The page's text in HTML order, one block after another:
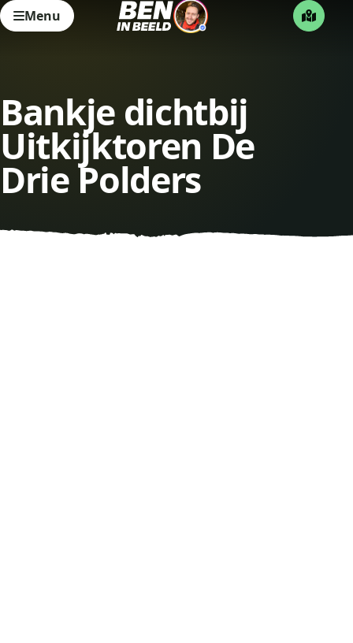
Menu
Bankje dichtbij
Uitkijktoren De
Drie Polders